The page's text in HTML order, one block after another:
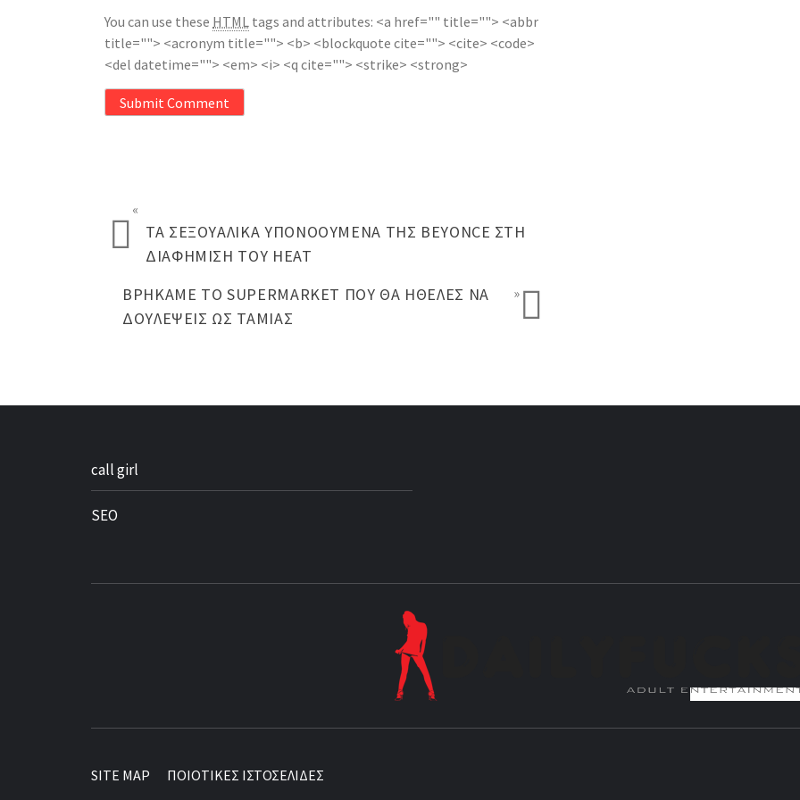
You can use these HTML tags and attributes: <a href="" title=""> <abbr
title=""> <acronym title=""> <b> <blockquote cite=""> <cite> <code>
<del datetime=""> <em> <i> <q cite=""> <strike> <strong>
Submit Comment
«
ΤΑ ΣΕΞΟΥΑΛΙΚΆ ΥΠΟΝΟΟΎΜΕΝΑ ΤΗΣ BEYONCE ΣΤΗ
ΔΙΑΦΉΜΙΣΗ ΤΟΥ HEAT
ΒΡΉΚΑΜΕ ΤΟ SUPERMARKET ΠΟΥ ΘΑ ΉΘΕΛΕΣ ΝΑ
ΔΟΥΛΈΨΕΙΣ ΩΣ ΤΑΜΊΑΣ
»
call girl
SEO
SITE MAP ΠΟΙΟΤΙΚΕΣ ΙΣΤΟΣΕΛΙΔΕΣ